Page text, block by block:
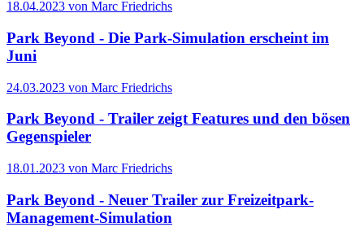
18.04.2023 von Marc Friedrichs
Park Beyond - Die Park-Simulation erscheint im
Juni
24.03.2023 von Marc Friedrichs
Park Beyond - Trailer zeigt Features und den bösen
Gegenspieler
18.01.2023 von Marc Friedrichs
Park Beyond - Neuer Trailer zur Freizeitpark-
Management-Simulation